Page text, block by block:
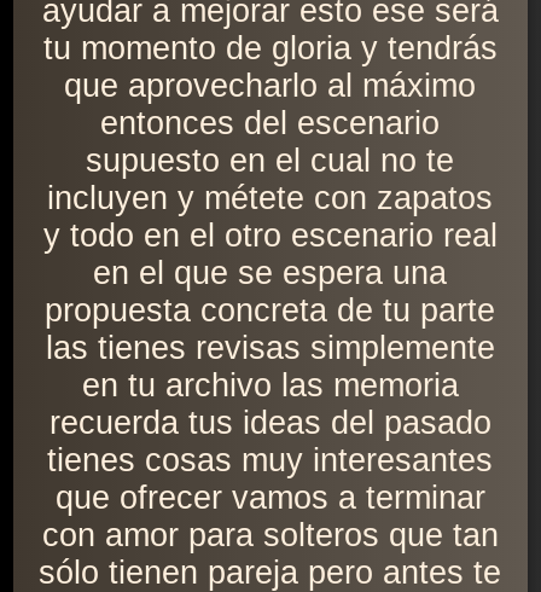
ayudar a mejorar esto ese será
tu momento de gloria y tendrás
que aprovecharlo al máximo
entonces del escenario
supuesto en el cual no te
incluyen y métete con zapatos
y todo en el otro escenario real
en el que se espera una
propuesta concreta de tu parte
las tienes revisas simplemente
en tu archivo las memoria
recuerda tus ideas del pasado
tienes cosas muy interesantes
que ofrecer vamos a terminar
con amor para solteros que tan
sólo tienen pareja pero antes te